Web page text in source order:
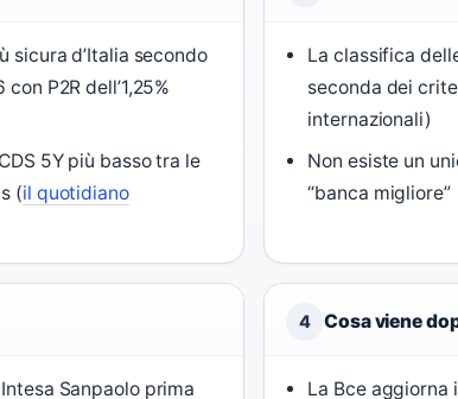
sicura d’Italia secondo
P2R dell’1,25%
5Y più basso tra le
(il quotidiano
La classifica
seconda dei
internazionali)
Non esiste un
“banca migliore”
Sanpaolo prima
4 Cosa viene
La Bce aggiorna